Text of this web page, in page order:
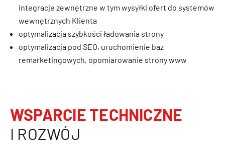
integracje zewnętrzne w tym wysyłki ofert do systemów
wewnętrznych Klienta
optymalizacja szybkości ładowania strony
optymalizacja pod SEO, uruchomienie baz
remarketingowych, opomiarowanie strony www
WSPARCIE TECHNICZNE
I ROZWÓJ